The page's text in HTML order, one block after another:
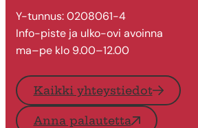
Y-tunnus: 0208061-4
Info-piste ja ulko-ovi avoinna
ma–pe klo 9.00–12.00
Kaikki yhteystiedot
Anna palautetta